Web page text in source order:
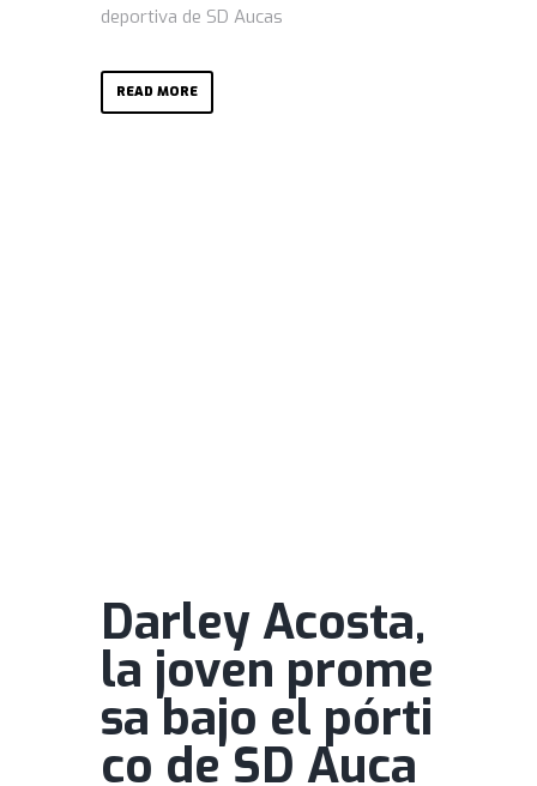
deportiva de SD Aucas
READ MORE
Darley Acosta,
la joven prome
sa bajo el pórti
co de SD Auca